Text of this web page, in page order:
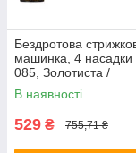
Бездротова
машинка, 4 насадки
085, Золотиста /
Акумуляторна
Тример
В наявності
529 ₴ 755,71 ₴